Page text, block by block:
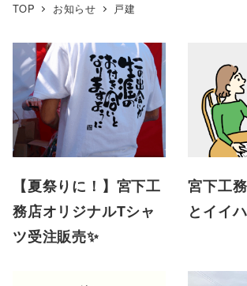
TOP お知らせ 戸建
【夏祭りに！】宮下工
務店オリジナルTシャ
ツ受注販売✨
宮下工
とイイ